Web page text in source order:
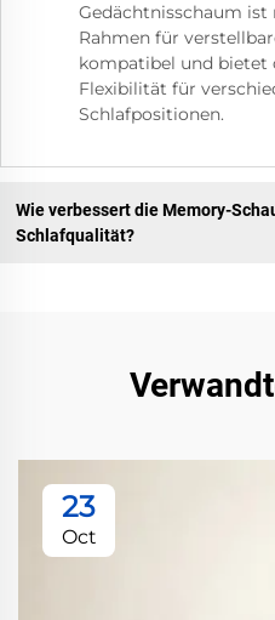
Gedächtnisschaum
Rahmen für
kompatibel und bietet
Flexibilität für
Schlafpositionen.
Wie verbessert die Memory-
Schlafqualität?
23
Oct